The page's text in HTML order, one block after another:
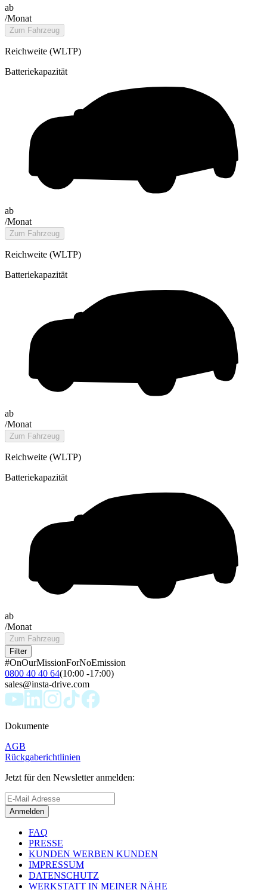
ab
/Monat
Zum Fahrzeug
Reichweite (WLTP)
Batteriekapazität
ab
/Monat
Zum Fahrzeug
Reichweite (WLTP)
Batteriekapazität
ab
/Monat
Zum Fahrzeug
Reichweite (WLTP)
Batteriekapazität
ab
/Monat
Zum Fahrzeug
Filter
#OnOurMissionForNoEmission
0800 40 40 64(10:00 -17:00)
sales@insta-drive.com
Dokumente
AGB
Rückgaberichtlinien
Jetzt für den Newsletter anmelden:
Anmelden
FAQ
PRESSE
KUNDEN WERBEN KUNDEN
IMPRESSUM
DATENSCHUTZ
WERKSTATT IN MEINER NÄHE